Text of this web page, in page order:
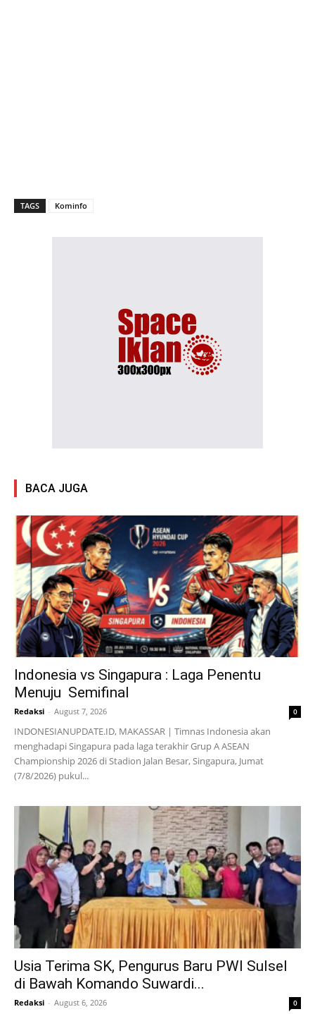
TAGS Kominfo
BACA JUGA
Indonesia vs Singapura : Laga Penentu
Menuju Semifinal
Redaksi - August 7, 2026 0
INDONESIANUPDATE.ID, MAKASSAR | Timnas Indonesia akan
menghadapi Singapura pada laga terakhir Grup A ASEAN
Championship 2026 di Stadion Jalan Besar, Singapura, Jumat
(7/8/2026) pukul...
Usia Terima SK, Pengurus Baru PWI Sulsel
di Bawah Komando Suwardi...
Redaksi - August 6, 2026 0